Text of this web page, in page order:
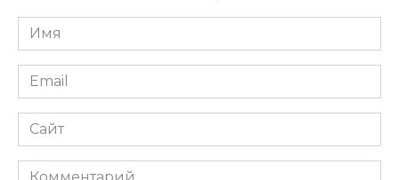
Имя
*
Email
*
Сайт
Комментарий